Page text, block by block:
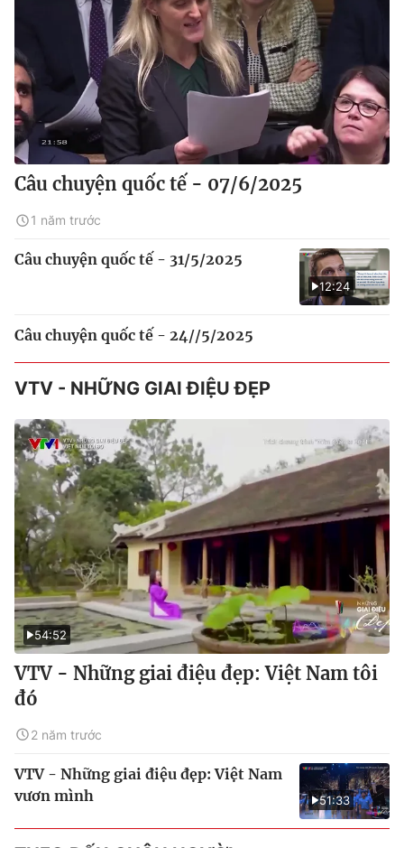
Câu chuyện quốc tế - 07/6/2025
1 năm trước
12:24
Câu chuyện quốc tế - 31/5/2025
Câu chuyện quốc tế - 24//5/2025
VTV - NHỮNG GIAI ĐIỆU ĐẸP
54:52
VTV - Những giai điệu đẹp: Việt Nam tôi
đó
2 năm trước
51:33
VTV - Những giai điệu đẹp: Việt Nam
vươn mình